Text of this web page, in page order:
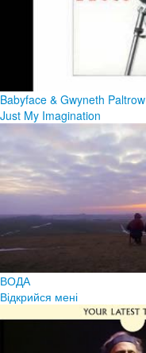
Babyface & Gwyneth Paltrow
Just My Imagination
ВОДА
Відкрийся мені